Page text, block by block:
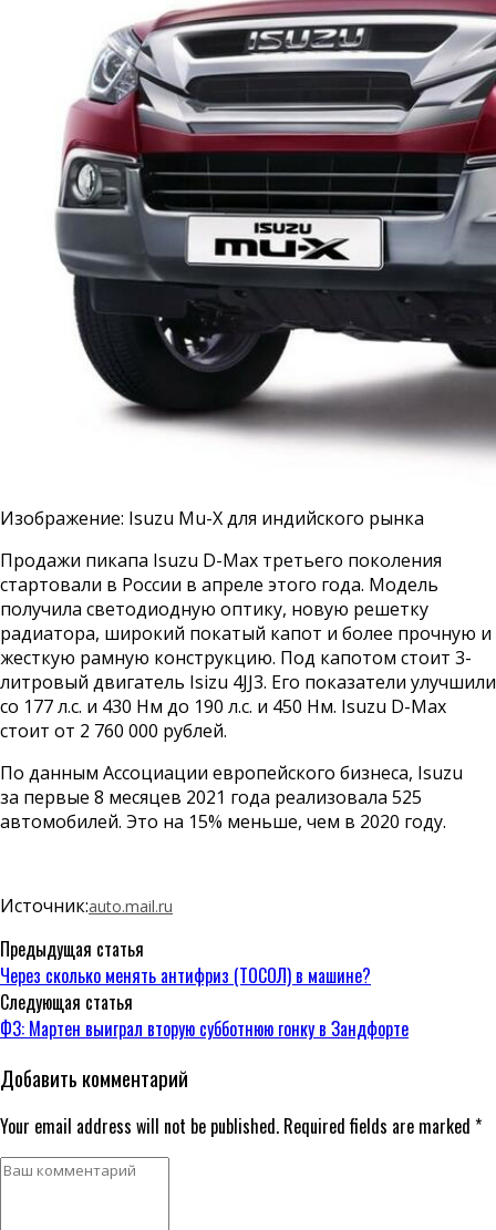
Изображение: Isuzu Mu-X для индийского рынка
Продажи пикапа Isuzu D-Max третьего поколения
стартовали в России в апреле этого года. Модель
получила светодиодную оптику, новую решетку
радиатора, широкий покатый капот и более прочную и
жесткую рамную конструкцию. Под капотом стоит 3-
литровый двигатель Isizu 4JJ3. Его показатели улучшили
со 177 л.с. и 430 Нм до 190 л.с. и 450 Нм. Isuzu D-Max
стоит от 2 760 000 рублей.
По данным Ассоциации европейского бизнеса, Isuzu
за первые 8 месяцев 2021 года реализовала 525
автомобилей. Это на 15% меньше, чем в 2020 году.
Источник:auto.mail.ru
Предыдущая статья
Через сколько менять антифриз (ТОСОЛ) в машине?
Следующая статья
Ф3: Мартен выиграл вторую субботнюю гонку в Зандфорте
Добавить комментарий
Your email address will not be published. Required fields are marked *